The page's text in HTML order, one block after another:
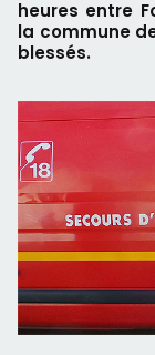
heures entre
la commune
blessés.